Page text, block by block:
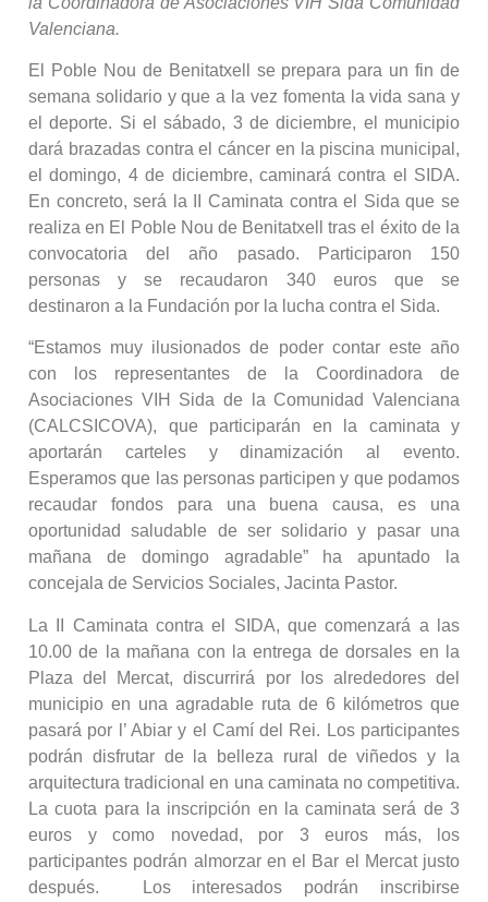
Valenciana.
El Poble Nou de Benitatxell se prepara para un fin de
semana solidario y que a la vez fomenta la vida sana y
el deporte. Si el sábado, 3 de diciembre, el municipio
dará brazadas contra el cáncer en la piscina municipal,
el domingo, 4 de diciembre, caminará contra el SIDA.
En concreto, será la II Caminata contra el Sida que se
realiza en El Poble Nou de Benitatxell tras el éxito de la
convocatoria del año pasado. Participaron 150
personas y se recaudaron 340 euros que se
destinaron a la Fundación por la lucha contra el Sida.
“Estamos muy ilusionados de poder contar este año
con los representantes de la Coordinadora de
Asociaciones VIH Sida de la Comunidad Valenciana
(CALCSICOVA), que participarán en la caminata y
aportarán carteles y dinamización al evento.
Esperamos que las personas participen y que podamos
recaudar fondos para una buena causa, es una
oportunidad saludable de ser solidario y pasar una
mañana de domingo agradable” ha apuntado la
concejala de Servicios Sociales, Jacinta Pastor.
La II Caminata contra el SIDA, que comenzará a las
10.00 de la mañana con la entrega de dorsales en la
Plaza del Mercat, discurrirá por los alrededores del
municipio en una agradable ruta de 6 kilómetros que
pasará por l’ Abiar y el Camí del Rei. Los participantes
podrán disfrutar de la belleza rural de viñedos y la
arquitectura tradicional en una caminata no competitiva.
La cuota para la inscripción en la caminata será de 3
euros y como novedad, por 3 euros más, los
participantes podrán almorzar en el Bar el Mercat justo
después. Los interesados podrán inscribirse